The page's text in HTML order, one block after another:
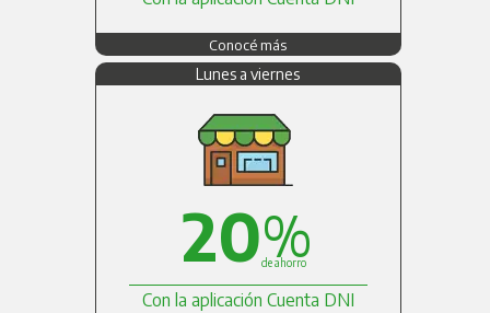
Conocé más
Lunes a viernes
20%
de ahorro
Con la aplicación Cuenta DNI